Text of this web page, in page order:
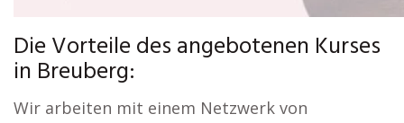
Die Vorteile des angebotenen Kurses
in Breuberg:
Wir arbeiten mit einem Netzwerk von